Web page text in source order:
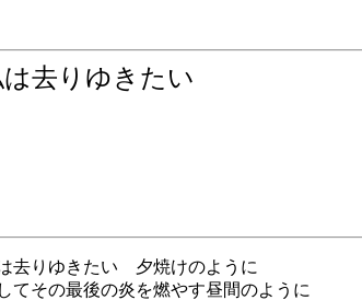
は去りゆきたい
去りゆきたい 夕焼けのように
てその最後の炎を燃やす昼間のように